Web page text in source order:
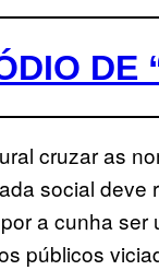
DE
cruzar as
social
a cunha
públicos